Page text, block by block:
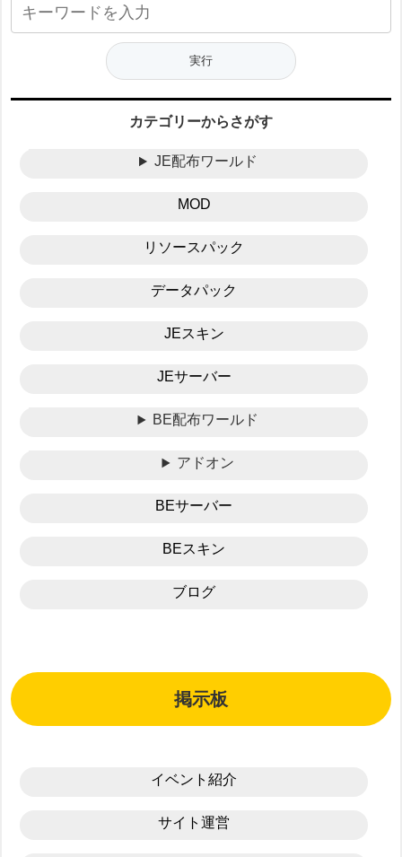
カテゴリーからさがす
JE配布ワールド
MOD
リソースパック
データパック
JEスキン
JEサーバー
BE配布ワールド
アドオン
BEサーバー
BEスキン
ブログ
掲示板
イベント紹介
サイト運営